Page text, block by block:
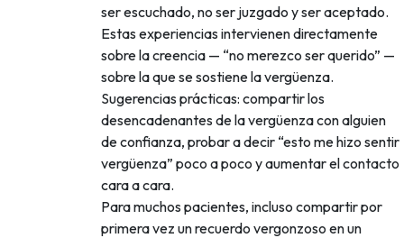
ser escuchado, no ser juzgado y ser aceptado.
Estas experiencias intervienen directamente
sobre la creencia — “no merezco ser querido” —
sobre la que se sostiene la vergüenza.
Sugerencias prácticas: compartir los
desencadenantes de la vergüenza con alguien
de confianza, probar a decir “esto me hizo sentir
vergüenza” poco a poco y aumentar el contacto
cara a cara.
Para muchos pacientes, incluso compartir por
primera vez un recuerdo vergonzoso en un